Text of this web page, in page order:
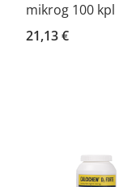
mikrog 100 kpl
21,13 €